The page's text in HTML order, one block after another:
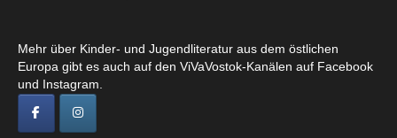
Mehr über Kinder- und Jugendliteratur aus dem östlichen
Europa gibt es auch auf den ViVaVostok-Kanälen auf Facebook
und Instagram.